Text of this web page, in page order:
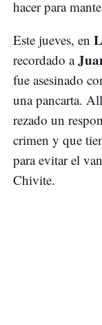
hacer para
Este jueves, en
recordado a
fue asesinado
una pancarta.
rezado un
crimen y que
para evitar el
Chivite.